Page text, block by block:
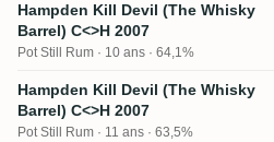
Hampden Kill Devil (The Whisky
Barrel) C<>H 2007
Pot Still Rum 10 ans · 64,1%
Hampden Kill Devil (The Whisky
Barrel) C<>H 2007
Pot Still Rum 11 ans · 63,5%